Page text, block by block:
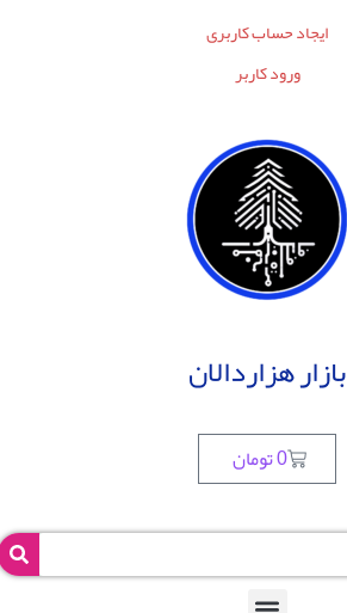
ایجاد حساب کاربری
ورود کاربر
بازار هزاردالان
0تومان